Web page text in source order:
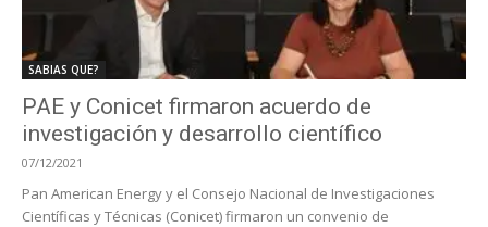
SABIAS QUE?
PAE y Conicet firmaron acuerdo de
investigación y desarrollo científico
07/12/2021
Pan American Energy y el Consejo Nacional de Investigaciones
Científicas y Técnicas (Conicet) firmaron un convenio de